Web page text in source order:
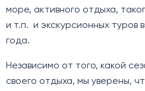
море, активного отдыха,
и т.п. и экскурсионных туров
года.
Независимо от того, какой
своего отдыха, мы уверены,